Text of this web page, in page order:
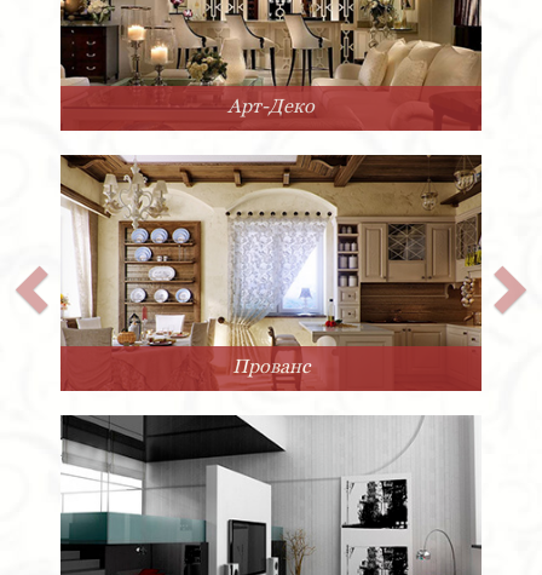
Арт-Деко
Прованс